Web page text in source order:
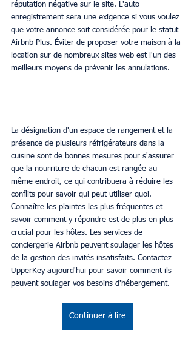
réputation négative sur le site. L'auto-
enregistrement sera une exigence si vous voulez
que votre annonce soit considérée pour le statut
Airbnb Plus. Éviter de proposer votre maison à la
location sur de nombreux sites web est l'un des
meilleurs moyens de prévenir les annulations.
La désignation d'un espace de rangement et la
présence de plusieurs réfrigérateurs dans la
cuisine sont de bonnes mesures pour s'assurer
que la nourriture de chacun est rangée au
même endroit, ce qui contribuera à réduire les
conflits pour savoir qui peut utiliser quoi.
Connaître les plaintes les plus fréquentes et
savoir comment y répondre est de plus en plus
crucial pour les hôtes. Les services de
conciergerie Airbnb peuvent soulager les hôtes
de la gestion des invités insatisfaits. Contactez
UpperKey aujourd'hui pour savoir comment ils
peuvent soulager vos besoins d'hébergement.
Continuer à lire